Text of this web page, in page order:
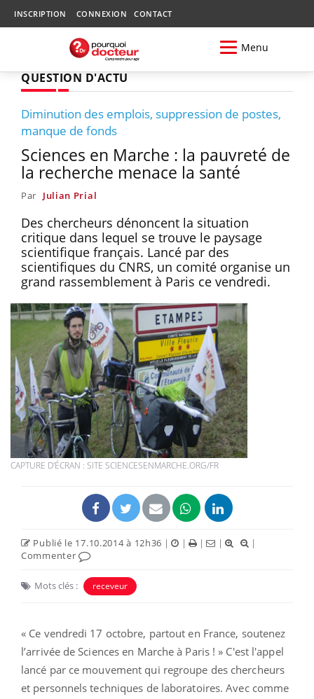
INSCRIPTION CONNEXION CONTACT
Menu
QUESTION D'ACTU
Diminution des emplois, suppression de postes,
manque de fonds
Sciences en Marche : la pauvreté de
la recherche menace la santé
Par Julian Prial
Des chercheurs dénoncent la situation
critique dans lequel se trouve le paysage
scientifique français. Lancé par des
scientifiques du CNRS, un comité organise un
grand rassemblement à Paris ce vendredi.
CAPTURE D'ÉCRAN : SITE SCIENCESENMARCHE.ORG/FR
Publié le 17.10.2014 à 12h36 | | | |
|
Commenter
Mots clés : receveur
« Ce vendredi 17 octobre, partout en France, soutenez
l’arrivée de Sciences en Marche à Paris ! » C'est l'appel
lancé par ce mouvement qui regroupe des chercheurs
et personnels techniques de laboratoires. Avec comme